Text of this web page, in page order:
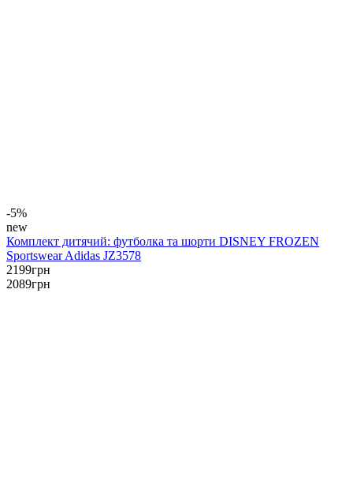
-5%
new
Комплект дитячий: футболка та шорти DISNEY FROZEN
Sportswear Adidas JZ3578
2199грн
2089грн